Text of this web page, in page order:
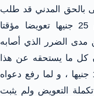
بالحق المدني قد طلب
من محكمة الجنح الحكم له بمبلغ 25 جنيها تعويضا مؤقتا
مدى الضرر الذي أصابه
كل ما يستحقه عن هذا
الضرر الذي استقر نهائيا هو مبلغ 15 جنيها ، و لما رفع دعواه
التعويض ولم يثبت